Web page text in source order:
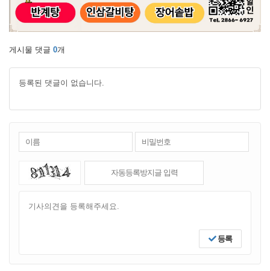
게시물 댓글 0개
등록된 댓글이 없습니다.
등록